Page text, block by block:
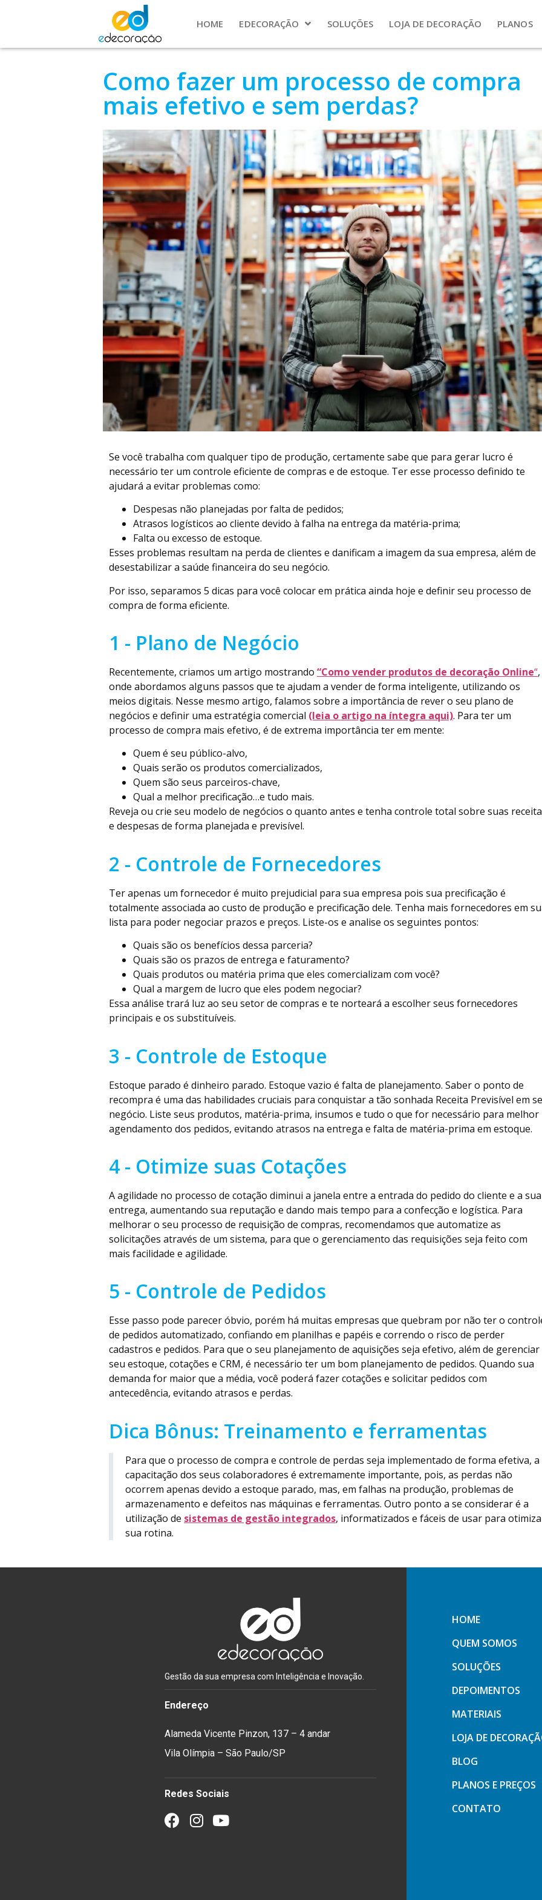
HOME EDECORAÇÃO SOLUÇÕES LOJA DE DECORAÇÃO PLANOS
Como fazer um processo de compra
mais efetivo e sem perdas?
Se você trabalha com qualquer tipo de produção, certamente sabe que para gerar lucro é
necessário ter um controle eficiente de compras e de estoque. Ter esse processo definido te
ajudará a evitar problemas como:
Despesas não planejadas por falta de pedidos;
Atrasos logísticos ao cliente devido à falha na entrega da matéria-prima;
Falta ou excesso de estoque.
Esses problemas resultam na perda de clientes e danificam a imagem da sua empresa, além de
desestabilizar a saúde financeira do seu negócio.
Por isso, separamos 5 dicas para você colocar em prática ainda hoje e definir seu processo de
compra de forma eficiente.
1 - Plano de Negócio
Recentemente, criamos um artigo mostrando “Como vender produtos de decoração Online“,
onde abordamos alguns passos que te ajudam a vender de forma inteligente, utilizando os
meios digitais. Nesse mesmo artigo, falamos sobre a importância de rever o seu plano de
negócios e definir uma estratégia comercial (leia o artigo na íntegra aqui). Para ter um
processo de compra mais efetivo, é de extrema importância ter em mente:
Quem é seu público-alvo,
Quais serão os produtos comercializados,
Quem são seus parceiros-chave,
Qual a melhor precificação…e tudo mais.
Reveja ou crie seu modelo de negócios o quanto antes e tenha controle total sobre suas
e despesas de forma planejada e previsível.
2 - Controle de Fornecedores
Ter apenas um fornecedor é muito prejudicial para sua empresa pois sua precificação é
totalmente associada ao custo de produção e precificação dele. Tenha mais fornecedores em
lista para poder negociar prazos e preços. Liste-os e analise os seguintes pontos:
Quais são os benefícios dessa parceria?
Quais são os prazos de entrega e faturamento?
Quais produtos ou matéria prima que eles comercializam com você?
Qual a margem de lucro que eles podem negociar?
Essa análise trará luz ao seu setor de compras e te norteará a escolher seus fornecedores
principais e os substituíveis.
3 - Controle de Estoque
Estoque parado é dinheiro parado. Estoque vazio é falta de planejamento. Saber o ponto de
recompra é uma das habilidades cruciais para conquistar a tão sonhada Receita Previsível em
negócio. Liste seus produtos, matéria-prima, insumos e tudo o que for necessário para melhor
agendamento dos pedidos, evitando atrasos na entrega e falta de matéria-prima em estoque.
4 - Otimize suas Cotações
A agilidade no processo de cotação diminui a janela entre a entrada do pedido do cliente e a sua
entrega, aumentando sua reputação e dando mais tempo para a confecção e logística. Para
melhorar o seu processo de requisição de compras, recomendamos que automatize as
solicitações através de um sistema, para que o gerenciamento das requisições seja feito com
mais facilidade e agilidade.
5 - Controle de Pedidos
Esse passo pode parecer óbvio, porém há muitas empresas que quebram por não ter o
de pedidos automatizado, confiando em planilhas e papéis e correndo o risco de perder
cadastros e pedidos. Para que o seu planejamento de aquisições seja efetivo, além de gerenciar
seu estoque, cotações e CRM, é necessário ter um bom planejamento de pedidos. Quando sua
demanda for maior que a média, você poderá fazer cotações e solicitar pedidos com
antecedência, evitando atrasos e perdas.
Dica Bônus: Treinamento e ferramentas
Para que o processo de compra e controle de perdas seja implementado de forma efetiva, a
capacitação dos seus colaboradores é extremamente importante, pois, as perdas não
ocorrem apenas devido a estoque parado, mas, em falhas na produção, problemas de
armazenamento e defeitos nas máquinas e ferramentas. Outro ponto a se considerar é a
utilização de sistemas de gestão integrados, informatizados e fáceis de usar para
sua rotina.
Gestão da sua empresa com Inteligência e Inovação.
Endereço
Alameda Vicente Pinzon, 137 – 4 andar
Vila Olímpia – São Paulo/SP
Redes Sociais
HOME
QUEM SOMOS
SOLUÇÕES
DEPOIMENTOS
MATERIAIS
LOJA DE
BLOG
PLANOS E PREÇOS
CONTATO